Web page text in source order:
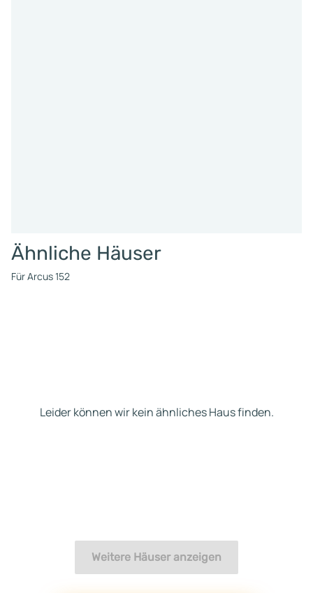
Ähnliche Häuser
Für Arcus 152
Leider können wir kein ähnliches Haus finden.
Weitere Häuser anzeigen